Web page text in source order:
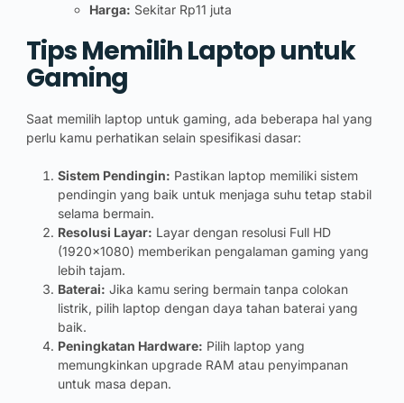
Harga: Sekitar Rp11 juta
Tips Memilih Laptop untuk
Gaming
Saat memilih laptop untuk gaming, ada beberapa hal yang
perlu kamu perhatikan selain spesifikasi dasar:
Sistem Pendingin: Pastikan laptop memiliki sistem
pendingin yang baik untuk menjaga suhu tetap stabil
selama bermain.
Resolusi Layar: Layar dengan resolusi Full HD
(1920×1080) memberikan pengalaman gaming yang
lebih tajam.
Baterai: Jika kamu sering bermain tanpa colokan
listrik, pilih laptop dengan daya tahan baterai yang
baik.
Peningkatan Hardware: Pilih laptop yang
memungkinkan upgrade RAM atau penyimpanan
untuk masa depan.